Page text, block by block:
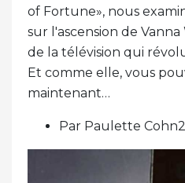
of Fortune», nous
sur l'ascension de
de la télévision qui
Et comme elle, vous
maintenant…
Par Paulette